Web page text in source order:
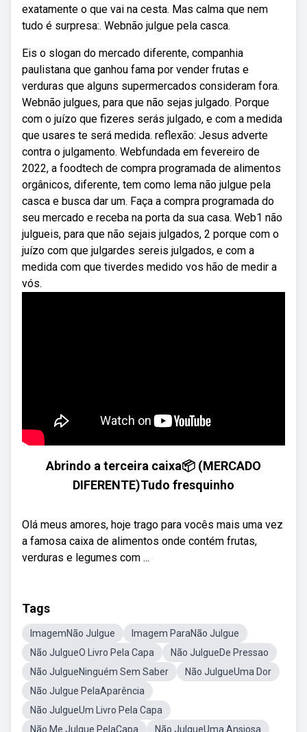
exatamente o que vai na cesta. Mas calma que nem
tudo é surpresa:. Webnão julgue pela casca.
Eis o slogan do mercado diferente, companhia
paulistana que ganhou fama por vender frutas e
verduras que alguns supermercados consideram fora.
Webnão julgues, para que não sejas julgado. Porque
com o juízo que fizeres serás julgado, e com a medida
que usares te será medida. reflexão: Jesus adverte
contra o julgamento. Webfundada em fevereiro de
2022, a foodtech de compra programada de alimentos
orgânicos, diferente, tem como lema não julgue pela
casca e busca dar um. Faça a compra programada do
seu mercado e receba na porta da sua casa. Web1 não
julgueis, para que não sejais julgados, 2 porque com o
juízo com que julgardes sereis julgados, e com a
medida com que tiverdes medido vos hão de medir a
vós.
Abrindo a terceira caixa📦 (MERCADO
DIFERENTE)Tudo fresquinho
Olá meus amores, hoje trago para vocês mais uma vez
a famosa caixa de alimentos onde contém frutas,
verduras e legumes com ...
Tags
ImagemNão Julgue
Imagem ParaNão Julgue
Não JulgueO Livro Pela Capa
Não JulgueDe Pressao
Não JulgueNinguém Sem Saber
Não JulgueUma Dor
Não Julgue PelaAparência
Não JulgueUm Livro Pela Capa
Não Me Julgue PelaCapa
Não JulgueUma Ansiosa